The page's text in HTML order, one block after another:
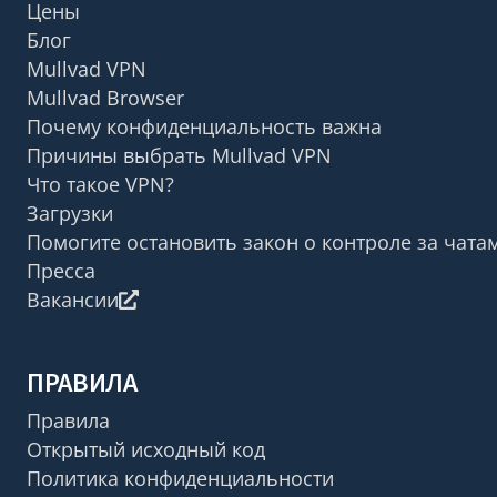
Цены
Блог
Mullvad VPN
Mullvad Browser
Почему конфиденциальность важна
Причины выбрать Mullvad VPN
Что такое VPN?
Загрузки
Помогите остановить закон о контроле за
Пресса
Вакансии
ПРАВИЛА
Правила
Открытый исходный код
Политика конфиденциальности